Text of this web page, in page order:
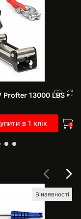
Profter 13000 LBS
в 1 клік 0
В наявності